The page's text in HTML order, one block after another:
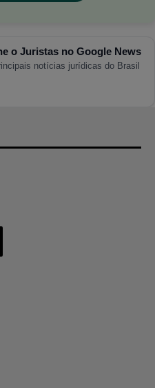
o Juristas no Google News
notícias jurídicas do Brasil